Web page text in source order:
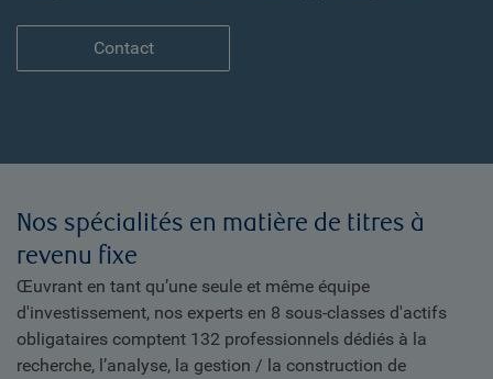
Contact
Nos spécialités en matière de titres à
revenu fixe
Œuvrant en tant qu’une seule et même équipe
d'investissement, nos experts en 8 sous-classes d'actifs
obligataires comptent 132 professionnels dédiés à la
recherche, l’analyse, la gestion / la construction de